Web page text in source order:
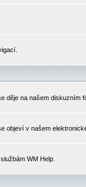
děje na našem diskuzním
objeví v našem
WM Help.